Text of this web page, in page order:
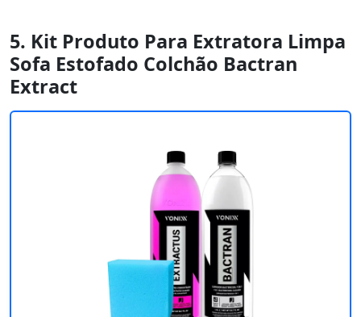
5. Kit Produto Para Extratora Limpa
Sofa Estofado Colchão Bactran
Extract